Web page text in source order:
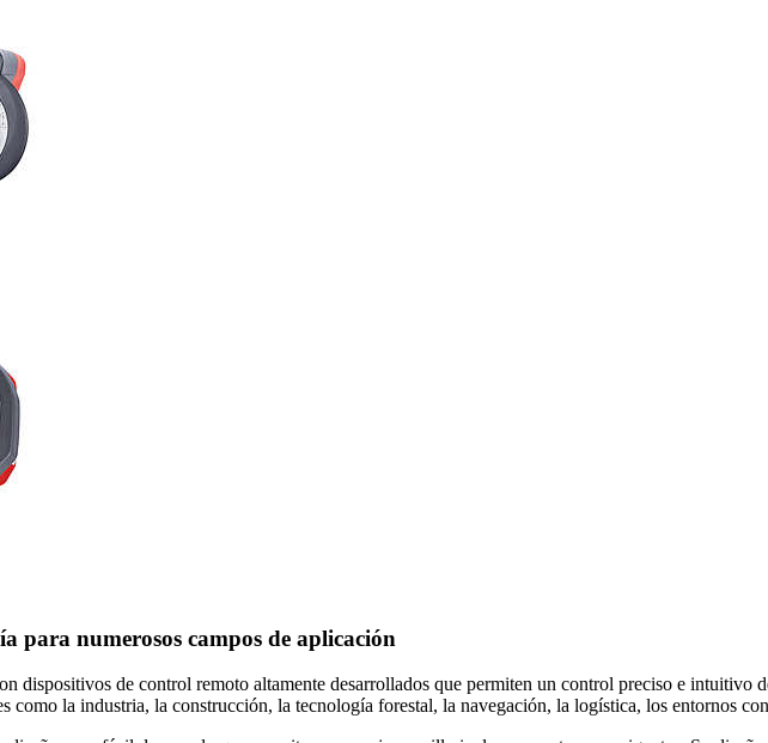
para numerosos campos de aplicación
dispositivos de control remoto altamente desarrollados que permiten un control preciso e intuitivo
como la industria, la construcción, la tecnología forestal, la navegación, la logística, los entornos